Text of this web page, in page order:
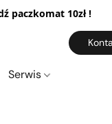
paczkomat 10zł !
Serwis